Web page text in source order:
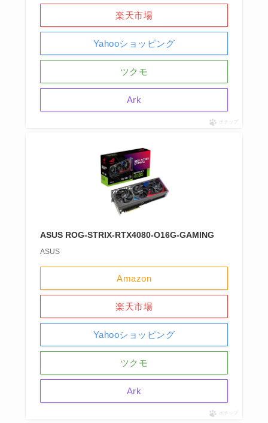
楽天市場
Yahooショッピング
ツクモ
Ark
ポチップ
ASUS ROG-STRIX-RTX4080-O16G-GAMING
ASUS
Amazon
楽天市場
Yahooショッピング
ツクモ
Ark
ポチップ